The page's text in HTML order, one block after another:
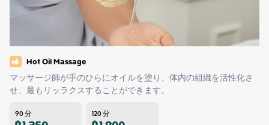
Hot Oil Massage
マッサージ師が手のひらにオイルを塗り、体内の組織を活性化さ
せ、最もリッラクスすることができます。
90分 120分